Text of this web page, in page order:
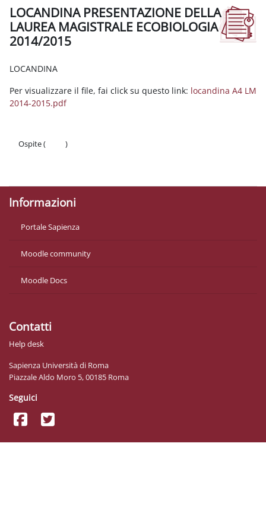
LOCANDINA PRESENTAZIONE DELLA
LAUREA MAGISTRALE ECOBIOLOGIA
2014/2015
LOCANDINA
Per visualizzare il file, fai click su questo link: locandina A4 LM
2014-2015.pdf
Ospite (
)
Informazioni
Portale Sapienza
Moodle community
Moodle Docs
Contatti
Help desk
Sapienza Università di Roma
Piazzale Aldo Moro 5, 00185 Roma
Seguici